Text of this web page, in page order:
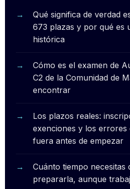
Qué significa de verdad
673 plazas y por qué es
histórica
Cómo es el examen de
C2 de la Comunidad de
encontrar
Los plazos reales:
exenciones y los errores
fuera antes de empezar
Cuánto tiempo necesitas
prepararla, aunque